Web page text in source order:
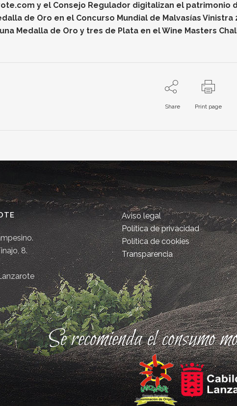
y el Consejo Regulador digitalizan el patrimonio
de Oro en el Concurso Mundial de Malvasías
Medalla de Oro y tres de Plata en el Wine Masters
Share Print page
8.
Aviso legal
Política de privacidad
Política de cookies
Transparencia
Se recomienda el consumo